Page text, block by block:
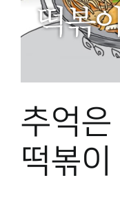
추억
떡볶이